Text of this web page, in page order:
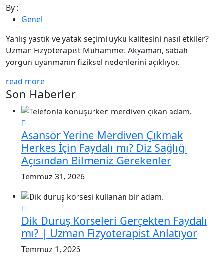
By :
Genel
Yanlış yastık ve yatak seçimi uyku kalitesini nasıl etkiler?
Uzman Fizyoterapist Muhammet Akyaman, sabah
yorgun uyanmanın fiziksel nedenlerini açıklıyor.
read more
Son Haberler
Asansör Yerine Merdiven Çıkmak
Herkes İçin Faydalı mı? Diz Sağlığı
Açısından Bilmeniz Gerekenler
Temmuz 31, 2026
Dik Duruş Korseleri Gerçekten Faydalı
mı? | Uzman Fizyoterapist Anlatıyor
Temmuz 1, 2026